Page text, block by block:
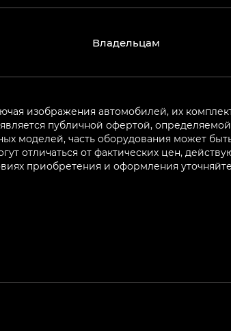
Владельцам
изображения автомобилей, их
публичной офертой,
моделей, часть оборудования может
отличаться от фактических цен,
приобретения и оформления